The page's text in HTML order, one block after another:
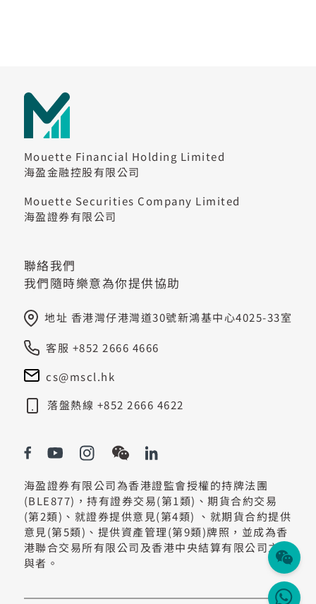
Mouette Financial Holding Limited
海盈金融控股有限公司
Mouette Securities Company Limited
海盈證券有限公司
聯絡我們
我們隨時樂意為你提供協助
地址 香港灣仔港灣道30號新鴻基中心4025-33室
客服 +852 2666 4666
cs@mscl.hk
落盤熱線 +852 2666 4622
海盈證券有限公司為香港證監會授權的持牌法團
(BLE877)，持有證券交易(第1類)、期貨合約交易
(第2類)、就證券提供意見(第4類) 、就期貨合約提供
意見(第5類)、提供資產管理(第9類)牌照，並成為香
港聯合交易所有限公司及香港中央結算有限公司之參
與者。